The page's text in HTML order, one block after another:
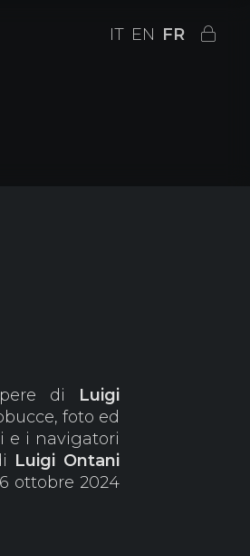
IT EN FR
di Luigi
foto ed
e i navigatori
Luigi Ontani
ottobre 2024